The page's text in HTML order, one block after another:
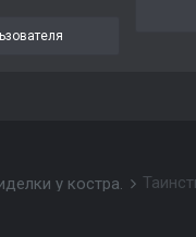
у костра.